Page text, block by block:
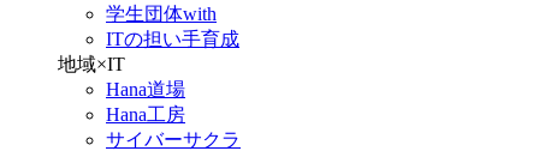
学生団体with
ITの担い手育成
地域×IT
Hana道場
Hana工房
サイバーサクラ